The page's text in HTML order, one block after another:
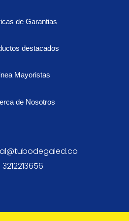
de Garantias
destacados
Mayoristas
de Nosotros
3212213656